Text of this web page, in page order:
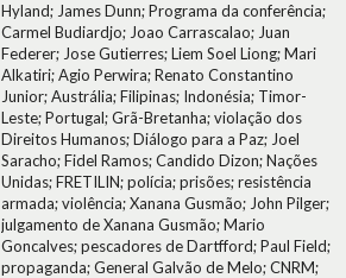
Hyland; James Dunn; Programa da conferência;
Carmel Budiardjo; Joao Carrascalao; Juan
Federer; Jose Gutierres; Liem Soel Liong; Mari
Alkatiri; Agio Perwira; Renato Constantino
Junior; Austrália; Filipinas; Indonésia; Timor-
Leste; Portugal; Grã-Bretanha; violação dos
Direitos Humanos; Diálogo para a Paz; Joel
Saracho; Fidel Ramos; Candido Dizon; Nações
Unidas; FRETILIN; polícia; prisões; resistência
armada; violência; Xanana Gusmão; John Pilger;
julgamento de Xanana Gusmão; Mario
Goncalves; pescadores de Dartfford; Paul Field;
propaganda; General Galvão de Melo; CNRM;